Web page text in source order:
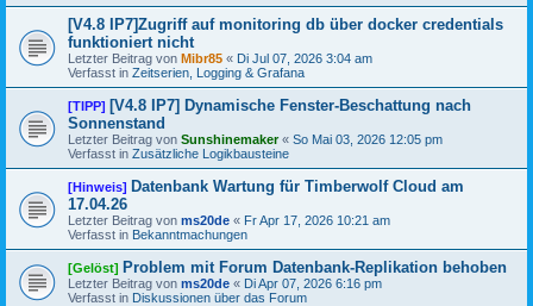
[V4.8 IP7]Zugriff auf monitoring db über docker credentials
funktioniert nicht
Letzter Beitrag von Mibr85 « Di Jul 07, 2026 3:04 am
Verfasst in Zeitserien, Logging & Grafana
[TIPP] [V4.8 IP7] Dynamische Fenster-Beschattung nach
Sonnenstand
Letzter Beitrag von Sunshinemaker« So Mai 03, 2026 12:05 pm
Verfasst in Zusätzliche Logikbausteine
[Hinweis] Datenbank Wartung für Timberwolf Cloud am
17.04.26
Letzter Beitrag von ms20de « Fr Apr 17, 2026 10:21 am
Verfasst in Bekanntmachungen
[Gelöst] Problem mit Forum Datenbank-Replikation behoben
Letzter Beitrag von ms20de « Di Apr 07, 2026 6:16 pm
Verfasst in Diskussionen über das Forum